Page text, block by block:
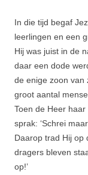
In die tijd begaf
leerlingen en een
Hij was juist in de
daar een dode
de enige zoon van
groot aantal
Toen de Heer
sprak: ‘Schrei
Daarop trad Hij op
dragers bleven
op!’